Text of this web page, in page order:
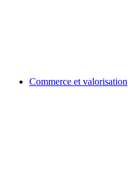
Commerce et valorisation